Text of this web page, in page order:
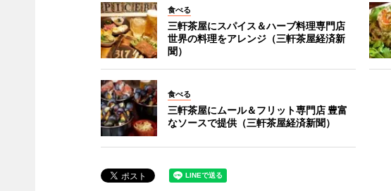
食べる
三軒茶屋にスパイス＆ハーブ料理専門店
世界の料理をアレンジ（三軒茶屋経済新
聞）
食べる
三軒茶屋にムール＆フリット専門店 豊富
なソースで提供（三軒茶屋経済新聞）